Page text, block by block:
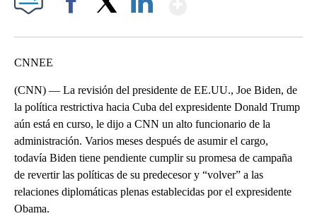
CNNEE
(CNN) — La revisión del presidente de EE.UU., Joe Biden, de
la política restrictiva hacia Cuba del expresidente Donald Trump
aún está en curso, le dijo a CNN un alto funcionario de la
administración. Varios meses después de asumir el cargo,
todavía Biden tiene pendiente cumplir su promesa de campaña
de revertir las políticas de su predecesor y “volver” a las
relaciones diplomáticas plenas establecidas por el expresidente
Obama.